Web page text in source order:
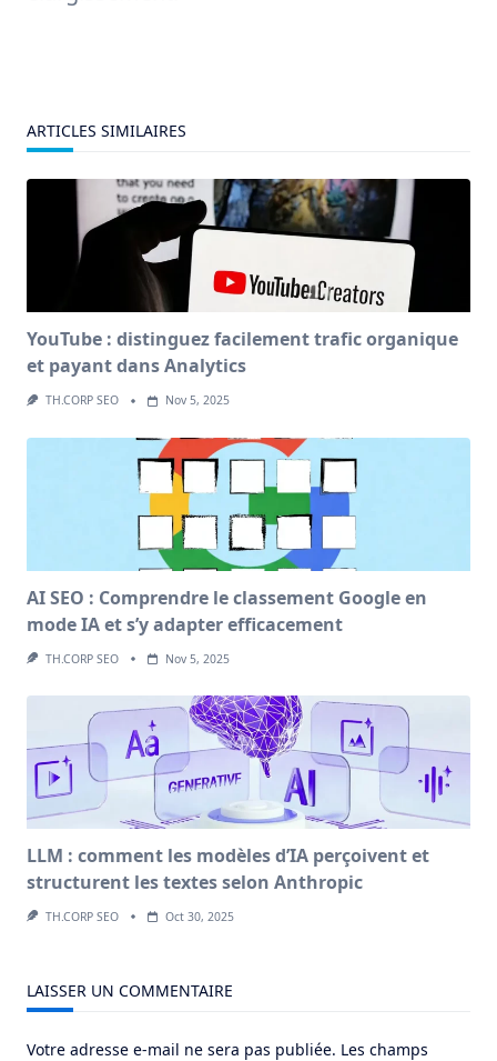
ARTICLES SIMILAIRES
YouTube : distinguez facilement trafic organique
et payant dans Analytics
TH.CORP SEO Nov 5, 2025
AI SEO : Comprendre le classement Google en
mode IA et s’y adapter efficacement
TH.CORP SEO Nov 5, 2025
LLM : comment les modèles d’IA perçoivent et
structurent les textes selon Anthropic
TH.CORP SEO Oct 30, 2025
LAISSER UN COMMENTAIRE
Votre adresse e-mail ne sera pas publiée. Les champs